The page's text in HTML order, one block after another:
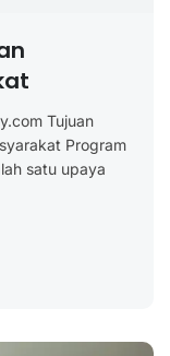
Tujuan
Program
satu upaya